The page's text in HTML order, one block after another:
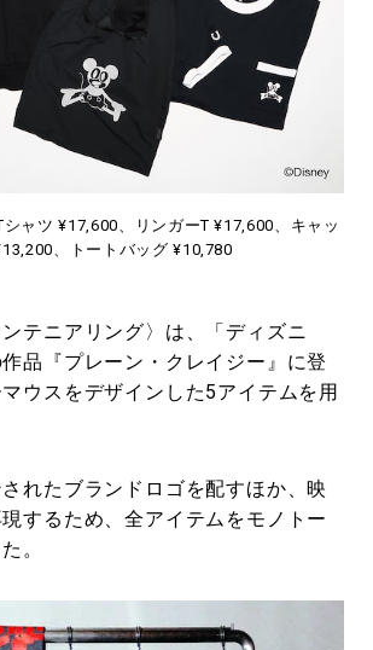
ャツ ¥17,600、リンガーT ¥17,600、キャッ
、トートバッグ ¥10,780
ンテニアリング〉は、「ディズニ
品『プレーン・クレイジー』に登
ウスをデザインした5アイテムを用
れたブランドロゴを配すほか、映
するため、全アイテムをモノトー
。